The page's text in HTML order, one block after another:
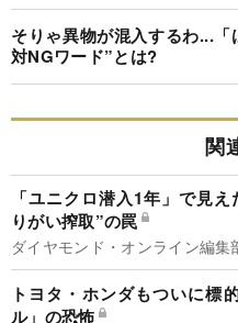
そりゃ異物が混入するわ...
対NGワード”とは?
関
「ユニクロ潜入1年」で見
りがい搾取”の罠
ダイヤモンド・オンライン編集
トヨタ・ホンダもついに標
ル」の恐怖